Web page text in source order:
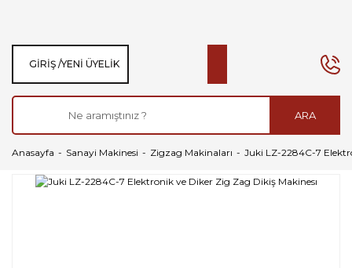
ARA
GIRIŞ /YENI ÜYELIK
Anasayfa Sanayi Makinesi Zigzag Makinaları Juki LZ-2284C-7